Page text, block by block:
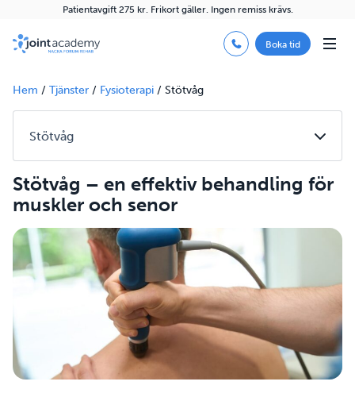
Patientavgift 275 kr. Frikort gäller. Ingen remiss krävs.
Boka tid
Hem / Tjänster / Fysioterapi / Stötvåg
Stötvåg – en effektiv behandling för
muskler och senor